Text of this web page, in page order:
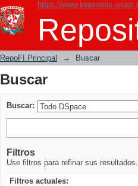
https://
Buscar
RepoFI Principal → Buscar
Buscar
Buscar:
Filtros
Use filtros para refinar sus resultados.
Filtros actuales: